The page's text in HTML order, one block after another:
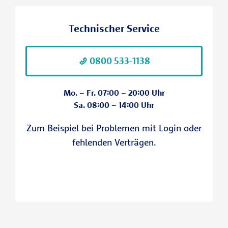
Gemeinschaften z.B. Eheleute
Smartphones.
Ein Download in den Appstores ist aktuell
nicht möglich.
Technischer Service
0800 533-1138
Mo. – Fr. 07:00 – 20:00 Uhr
Sa. 08:00 – 14:00 Uhr
Zum Beispiel bei Problemen mit Login oder
fehlenden Verträgen.